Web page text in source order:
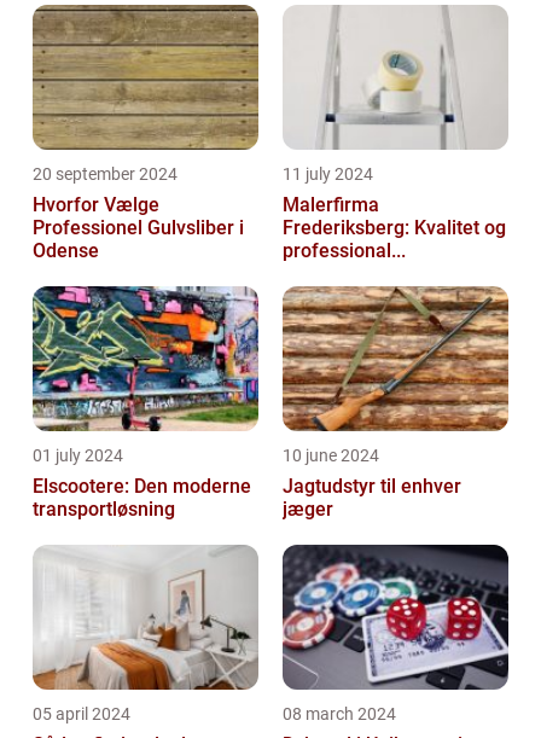
20 september 2024
Hvorfor Vælge
Professionel Gulvsliber i
Odense
11 july 2024
Malerfirma
Frederiksberg: Kvalitet og
professional...
01 july 2024
Elscootere: Den moderne
transportløsning
10 june 2024
Jagtudstyr til enhver
jæger
05 april 2024 08 march 2024